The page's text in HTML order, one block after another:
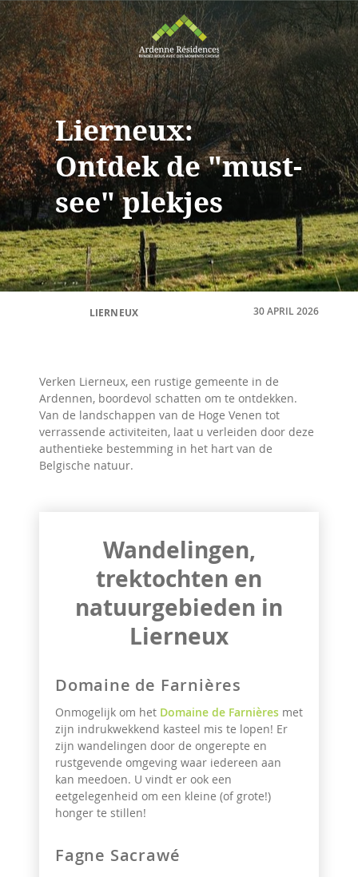
Lierneux:
Ontdek de "must-
see" plekjes
LIERNEUX 30 APRIL 2026
Verken Lierneux, een rustige gemeente in de
Ardennen, boordevol schatten om te ontdekken.
Van de landschappen van de Hoge Venen tot
verrassende activiteiten, laat u verleiden door deze
authentieke bestemming in het hart van de
Belgische natuur.
Wandelingen,
trektochten en
natuurgebieden in
Lierneux
Domaine de Farnières
Onmogelijk om het Domaine de Farnières met
zijn indrukwekkend kasteel mis te lopen! Er
zijn wandelingen door de ongerepte en
rustgevende omgeving waar iedereen aan
kan meedoen. U vindt er ook een
eetgelegenheid om een kleine (of grote!)
honger te stillen!
Fagne Sacrawé